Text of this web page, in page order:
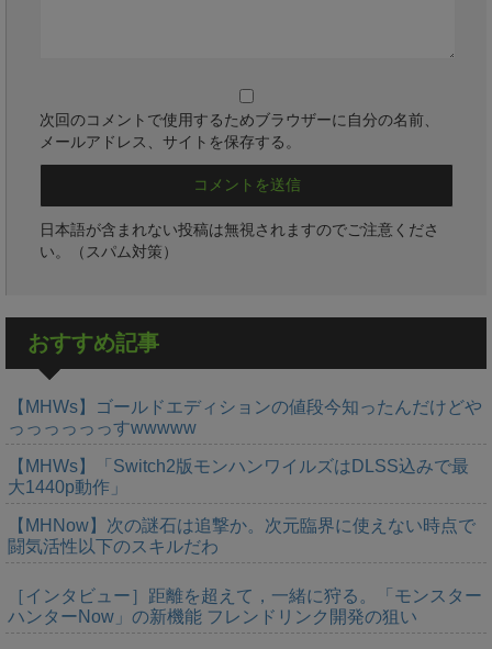
次回のコメントで使用するためブラウザーに自分の名前、
メールアドレス、サイトを保存する。
日本語が含まれない投稿は無視されますのでご注意くださ
い。（スパム対策）
おすすめ記事
【MHWs】ゴールドエディションの値段今知ったんだけどや
っっっっっっすwwwww
【MHWs】「Switch2版モンハンワイルズはDLSS込みで最
大1440p動作」
【MHNow】次の謎石は追撃か。次元臨界に使えない時点で
闘気活性以下のスキルだわ
［インタビュー］距離を超えて，一緒に狩る。「モンスター
ハンターNow」の新機能 フレンドリンク開発の狙い